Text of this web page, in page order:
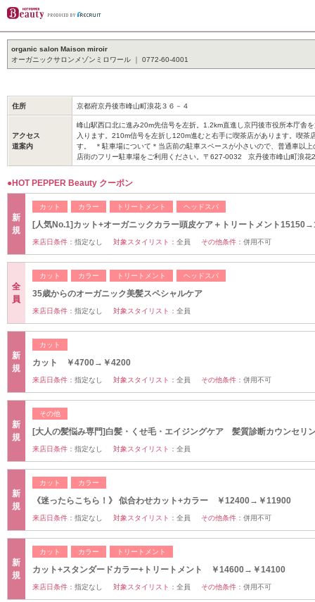
organic salon Maison miroir
オーガニックサロンメゾンミロワール ｜ 0772-60-4001
住所 京都府京丹後市峰山町浪花３６－４
アクセス
道案内
峰山駅西口北に進み20m先信号を左折。1.2km直進し京円後市役所本庁舎
入ります。210m信号を左折し120m進むと右手に喫茶店があります。喫茶
す。 ＊駐車場について＊当店前の駐車スペースが小さいので、普通車以
店街のフリー駐車場をご利用ください。〒627-0032 京丹後市峰山町浪花
●HOT PEPPER Beauty クーポン
新
規
カット カラー トリートメント ヘッドスパ
[人気No.1]カット+オーガニックカラー頭皮ケア＋トリートメント
来店日条件： 指定なし 対象スタイリスト： 全員 その他条件： 併用不可
全
員
カット カラー トリートメント ヘッドスパ
35歳からのオーガニック美髪スペシャルケア
来店日条件： 指定なし 対象スタイリスト： 全員
新
規
カット
カット ￥4700→￥4200
来店日条件： 指定なし 対象スタイリスト： 全員 その他条件： 併用不可
新
規
その他
[大人の髪悩み専門]白髪・くせ毛・エイジングケア 髪質診断カウンセリ
来店日条件： 指定なし 対象スタイリスト： 全員
新
規
カット カラー
《迷ったらこちら！》 似合わせカット+カラー ￥12400→￥11900
来店日条件： 指定なし 対象スタイリスト： 全員 その他条件： 併用不可
新
規
カット カラー トリートメント
カット+スタンダードカラー+トリートメント ￥14600→￥14100
来店日条件： 指定なし 対象スタイリスト： 全員 その他条件： 併用不可